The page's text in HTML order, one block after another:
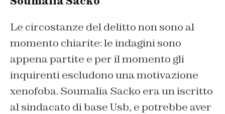
Le circostanze del delitto non sono al
momento chiarite: le indagini sono
appena partite e per il momento gli
inquirenti escludono una motivazione
xenofoba. Soumalia Sacko era un iscritto
al sindacato di base Usb, e potrebbe aver